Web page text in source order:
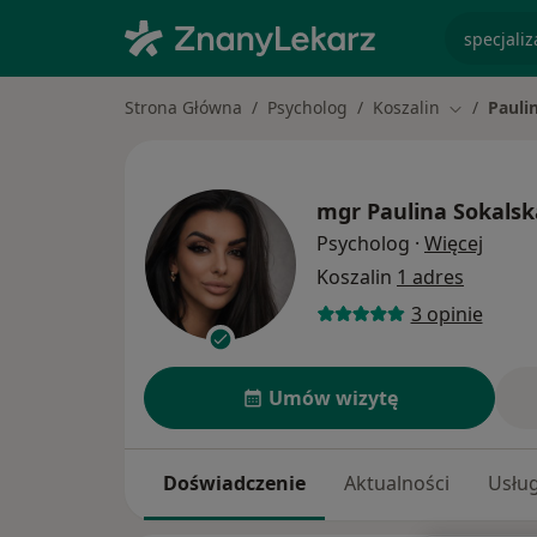
Strona Główna Psycholog Koszalin Zmień
mgr Paulina
Psycholog · Więcej
Koszalin 1 adres
3 opinie
Umów wizytę
Doświadczenie Aktualności